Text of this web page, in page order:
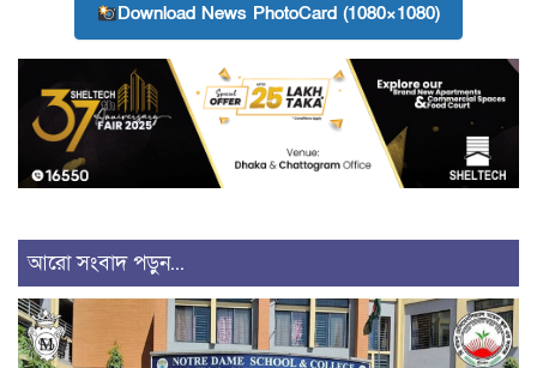
Download News PhotoCard (1080×1080)
আরো সংবাদ পড়ুন...